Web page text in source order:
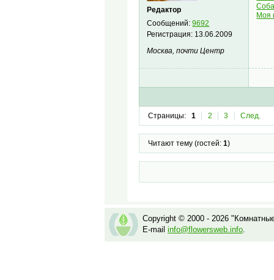
Редактор
Сообщений:9692
Регистрация: 13.06.2009
Москва, почти Центр
Моя
Страницы: 1 2 3 След.
Читают тему (гостей: 1)
Copyright © 2000 - 2026
E-mail info@flowersweb.info.